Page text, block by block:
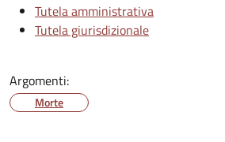
Tutela amministrativa
Tutela giurisdizionale
Argomenti:
Morte